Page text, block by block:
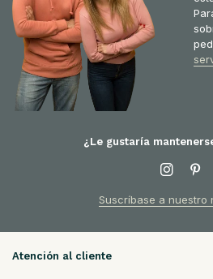
¿Le gustaría
Suscríbase a nuestro
Atención al cliente